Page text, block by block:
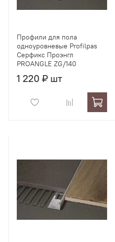
Профили для пола
одноуровневые Profilpas
Серфикс Проэнгл
PROANGLE ZG/140
1 220 ₽ шт